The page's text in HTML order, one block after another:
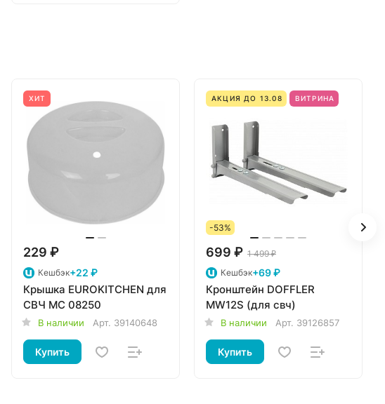
ХИТ
229 ₽
Кешбэк+22 ₽
Крышка EUROKITCHEN для
СВЧ MC 08250
В наличии Арт. 39140648
Купить
АКЦИЯ ДО 13.08 ВИТРИНА
-53%
699 ₽ 1 499 ₽
Кешбэк+69 ₽
Кронштейн DOFFLER
MW12S (для свч)
В наличии Арт. 39126857
Купить